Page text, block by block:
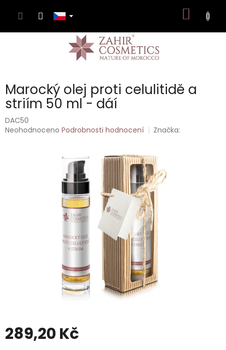
KOŠÍK
Marocký olej proti celulitidě a
striím 50 ml - dáí
DAC50
Průměrné
Neohodnoceno Podrobnosti hodnocení Značka:
289,20 Kč